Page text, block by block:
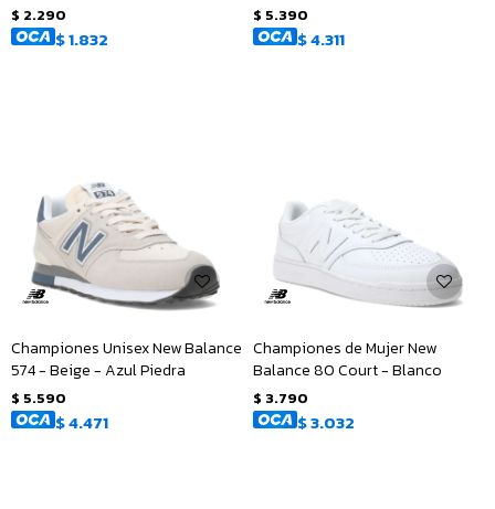
$ 2.290
$1.832
$ 5.390
$4.311
Championes Unisex New Balance
574 - Beige - Azul Piedra
$ 5.590
$4.471
Championes de Mujer New
Balance 80 Court - Blanco
$ 3.790
$3.032